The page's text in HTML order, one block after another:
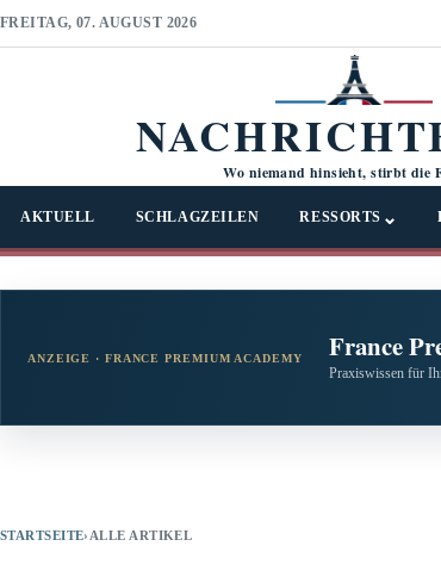
FREITAG, 07. AUGUST 2026
Wo niemand hinsieht, stirbt die
AKTUELL SCHLAGZEILEN RESSORTS ⌄
ANZEIGE · FRANCE PREMIUM ACADEMY France
Praxiswissen für
STARTSEITE› ALLE ARTIKEL